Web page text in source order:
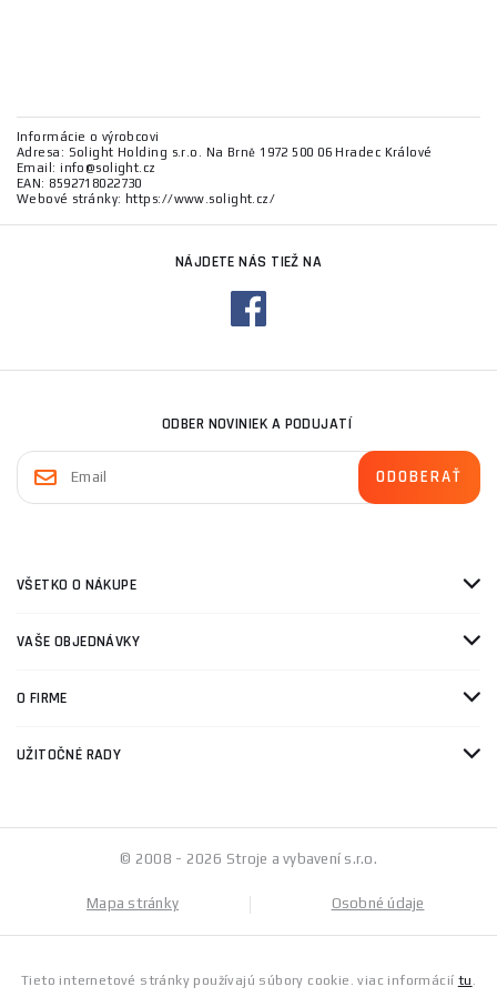
Informácie o výrobcovi
Adresa: Solight Holding s.r.o. Na Brně 1972 500 06 Hradec Králové
Email: info@solight.cz
EAN: 8592718022730
Webové stránky: https://www.solight.cz/
NÁJDETE NÁS TIEŽ NA
ODBER NOVINIEK A PODUJATÍ
VŠETKO O NÁKUPE
VAŠE OBJEDNÁVKY
O FIRME
UŽITOČNÉ RADY
© 2008 - 2026 Stroje a vybavení s.r.o.
Mapa stránky Osobné údaje
Tieto internetové stránky používajú súbory cookie. viac informácií tu .